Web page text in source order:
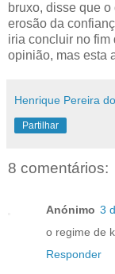
bruxo, disse que
erosão da
iria concluir no fim
opinião, mas esta
Henrique Pereira
Partilhar
8 comentários:
Anónimo 3
o regime de
Responder